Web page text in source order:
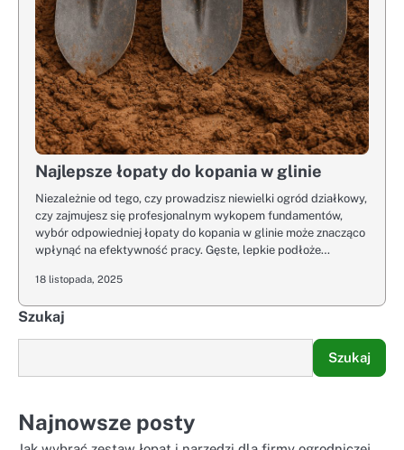
Najlepsze łopaty do kopania w glinie
Niezależnie od tego, czy prowadzisz niewielki ogród działkowy,
czy zajmujesz się profesjonalnym wykopem fundamentów,
wybór odpowiedniej łopaty do kopania w glinie może znacząco
wpłynąć na efektywność pracy. Gęste, lepkie podłoże…
18 listopada, 2025
Szukaj
Szukaj
Najnowsze posty